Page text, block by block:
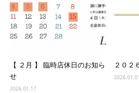
【 ２月 】 臨時店休日のお知ら
せ
2026.01.17
２０２
2026.01.01